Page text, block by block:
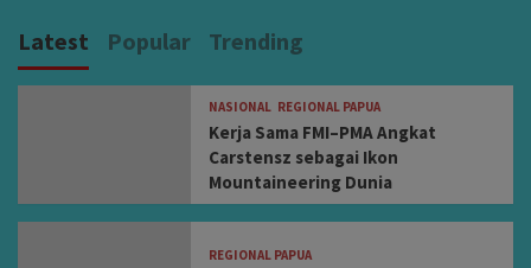
Latest Popular Trending
NASIONAL REGIONAL PAPUA
Kerja Sama FMI–PMA Angkat
Carstensz sebagai Ikon
Mountaineering Dunia
REGIONAL PAPUA